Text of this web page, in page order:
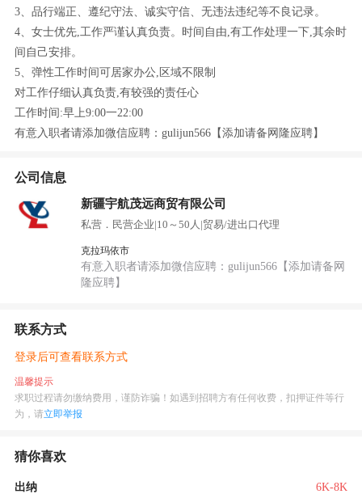
3、品行端正、遵纪守法、诚实守信、无违法违纪等不良记录。
4、女士优先,工作严谨认真负责。时间自由,有工作处理一下,其余时
间自己安排。
5、弹性工作时间可居家办公,区域不限制
对工作仔细认真负责,有较强的责任心
工作时间:早上9:00一22:00
有意入职者请添加微信应聘：gulijun566【添加请备网隆应聘】
公司信息
新疆宇航茂远商贸有限公司
私营．民营企业|10～50人 |贸易/进出口代理
克拉玛依市
有意入职者请添加微信应聘：gulijun566【添加请备网
隆应聘】
联系方式
登录后可查看联系方式
温馨提示
求职过程请勿缴纳费用，谨防诈骗！如遇到招聘方有任何收费，扣押证件等行
为，请立即举报
猜你喜欢
出纳 6K-8K